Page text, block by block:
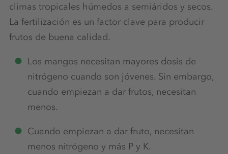
climas tropicales húmedos a semiáridos y secos.
La fertilización es un factor clave para producir
frutos de buena calidad.
Los mangos necesitan mayores dosis de
nitrógeno cuando son jóvenes. Sin embargo,
cuando empiezan a dar frutos, necesitan
menos.
Cuando empiezan a dar fruto, necesitan
menos nitrógeno y más P y K.